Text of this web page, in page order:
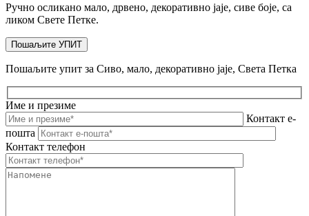
Ручно осликано мало, дрвено, декоративно јаје, сиве боје, са
ликом Свете Петке.
Пошаљите УПИТ
Пошаљите упит за Сиво, мало, декоративно јаје, Света Петка
Име и презиме
Контакт е-
пошта
Контакт телефон